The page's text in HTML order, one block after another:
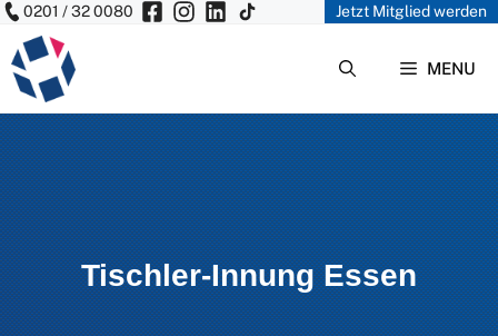
Zum
Inhalt
springen
0201 / 32 0080 Jetzt Mitglied werden
MENU
Tischler-Innung Essen